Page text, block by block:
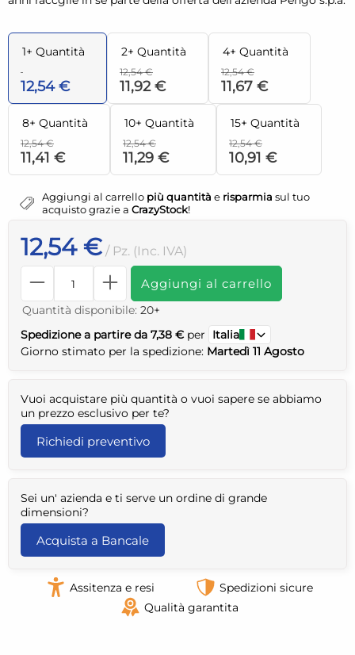
1+ Quantità
12,54 €
2+ Quantità
12,54 €
11,92 €
4+ Quantità
12,54 €
11,67 €
8+ Quantità
12,54 €
11,41 €
10+ Quantità
12,54 €
11,29 €
15+ Quantità
12,54 €
10,91 €
Aggiungi al carrello più quantità e risparmia sul tuo
acquisto grazie a CrazyStock!
12,54 € / Pz. (Inc. IVA)
Aggiungi al carrello
Quantità disponibile: 20+
Spedizione a partire da 7,38 € per
Italia
Giorno stimato per la spedizione: Martedì 11 Agosto
Vuoi acquistare più quantità o vuoi sapere se abbiamo
un prezzo esclusivo per te?
Richiedi preventivo
Sei un' azienda e ti serve un ordine di grande
dimensioni?
Acquista a Bancale
Assitenza e resi
Spedizioni sicure
Qualità garantita